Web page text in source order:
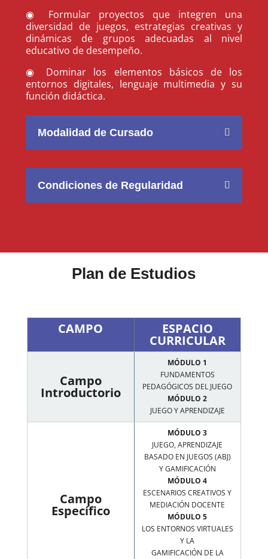
◉ Formular proyectos que integren una
diversidad de juegos, estrategias creativas y
dinámicas de grupos adecuadas al nivel
educativo de desempeño.
◉ Dominar los elementos básicos de los
entornos digitales, lenguaje multimedia y su
función didáctica.
Modalidad de Cursado
Condiciones de Regularidad
Plan de Estudios
CAMPO ESPACIO
CURRICULAR
Campo
Introductorio
MÓDULO 1
FUNDAMENTOS
PEDAGÓGICOS DEL JUEGO
MÓDULO 2
JUEGO Y APRENDIZAJE
Campo
Específico
MÓDULO 3
JUEGO, APRENDIZAJE
BASADO EN JUEGOS (ABJ)
Y GAMIFICACIÓN
MÓDULO 4
ESCENARIOS CREATIVOS Y
MEDIACIÓN DOCENTE
MÓDULO 5
LOS ENTORNOS VIRTUALES
Y LA
GAMIFICACIÓN DE LA